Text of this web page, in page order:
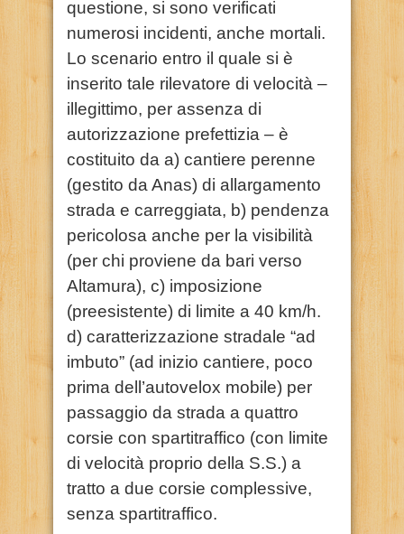
questione, si sono verificati
numerosi incidenti, anche mortali.
Lo scenario entro il quale si è
inserito tale rilevatore di velocità –
illegittimo, per assenza di
autorizzazione prefettizia – è
costituito da a) cantiere perenne
(gestito da Anas) di allargamento
strada e carreggiata, b) pendenza
pericolosa anche per la visibilità
(per chi proviene da bari verso
Altamura), c) imposizione
(preesistente) di limite a 40 km/h.
d) caratterizzazione stradale “ad
imbuto” (ad inizio cantiere, poco
prima dell’autovelox mobile) per
passaggio da strada a quattro
corsie con spartitraffico (con limite
di velocità proprio della S.S.) a
tratto a due corsie complessive,
senza spartitraffico.